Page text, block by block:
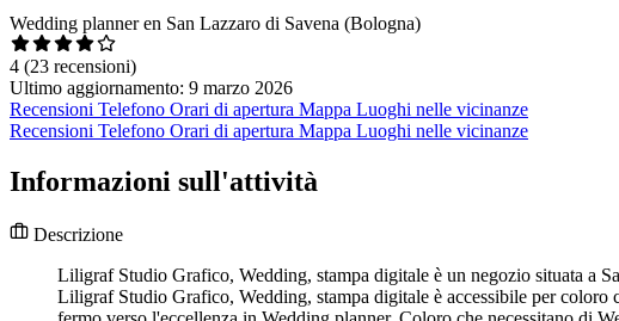
Wedding planner en San Lazzaro di Savena (Bologna)
4 (23 recensioni)
Ultimo aggiornamento: 9 marzo 2026
Recensioni Telefono Orari di apertura Mappa Luoghi nelle vicinanze
Recensioni Telefono Orari di apertura Mappa Luoghi nelle vicinanze
Informazioni sull'attività
Descrizione
Liligraf Studio Grafico, Wedding, stampa digitale è un negozio situata a
Liligraf Studio Grafico, Wedding, stampa digitale è accessibile per